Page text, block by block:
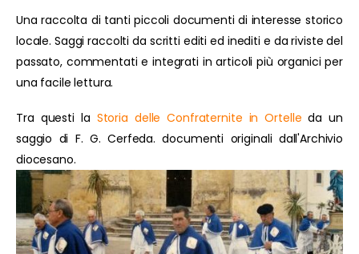
Una raccolta di tanti piccoli documenti di interesse storico
locale. Saggi raccolti da scritti editi ed inediti e da riviste del
passato, commentati e integrati in articoli più organici per
una facile lettura.
Tra questi la Storia delle Confraternite in Ortelle da un
saggio di F. G. Cerfeda. documenti originali dall'Archivio
diocesano.